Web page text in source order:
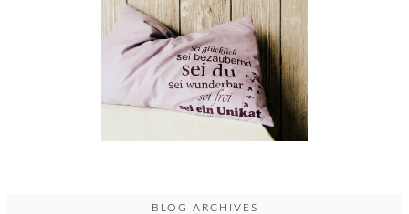
BLOG ARCHIVES